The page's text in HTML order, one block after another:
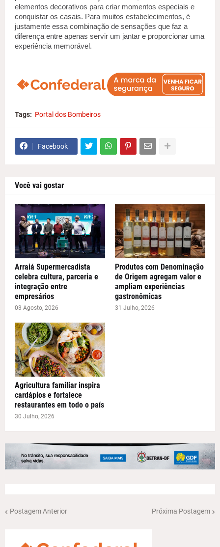
elementos decorativos para criar momentos especiais e
conquistar os casais. Para muitos estabelecimentos, é
justamente essa combinação de sensações que faz a
diferença entre apenas servir um jantar e proporcionar uma
experiência memorável.
Tags: Portal dos Bombeiros
Facebook
Você vai gostar
Arraiá Supermercadista
celebra cultura, parceria e
integração entre
empresários
03 Agosto, 2026
Produtos com Denominação
de Origem agregam valor e
ampliam experiências
gastronômicas
31 Julho, 2026
Agricultura familiar inspira
cardápios e fortalece
restaurantes em todo o país
30 Julho, 2026
Postagem Anterior Próxima Postagem